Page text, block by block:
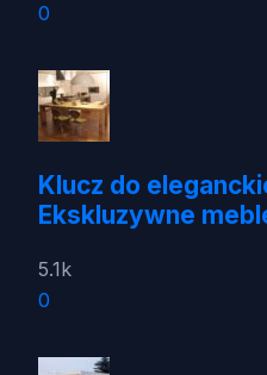
0
Klucz do
Ekskluzywne
5.1k
0